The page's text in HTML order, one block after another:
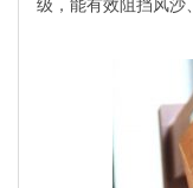
级，能有效阻挡风沙